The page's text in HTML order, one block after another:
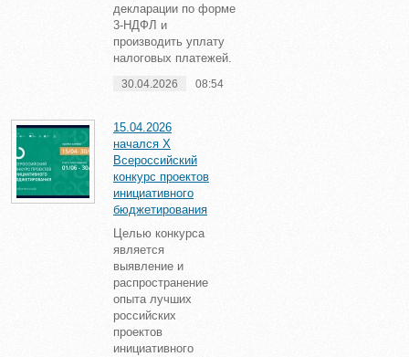
декларации по форме
3-НДФЛ и
производить уплату
налоговых платежей.
30.04.2026 08:54
15.04.2026
начался X
Всероссийский
конкурс проектов
инициативного
бюджетирования
Целью конкурса
является
выявление и
распространение
опыта лучших
российских
проектов
инициативного